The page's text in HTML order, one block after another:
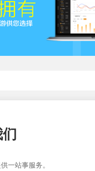
一站事服务。